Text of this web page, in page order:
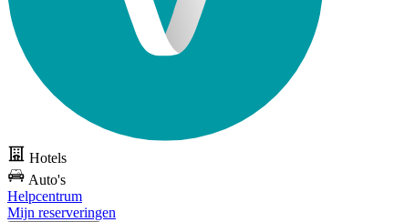
Hotels
Auto's
Helpcentrum
Mijn reserveringen